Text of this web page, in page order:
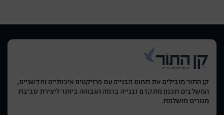
קן התור מובילים את תחום הבנייה עם פרויקטים איכותיים וחדשניים,
המשלבים תכנון מתקדם ובנייה ברמה הגבוהה ביותר ליצירת סביבת
מגורים מושלמת.